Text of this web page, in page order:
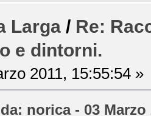
Larga / Re:
e dintorni.
2011, 15:55:54 »
norica - 03 Marzo